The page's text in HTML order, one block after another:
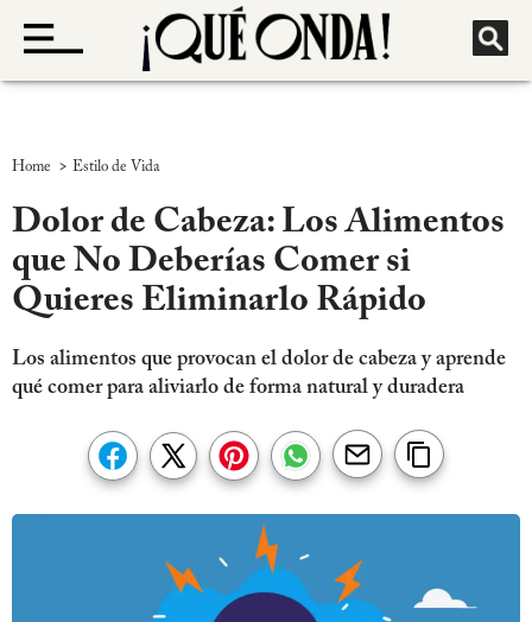
Home > Estilo de Vida
Dolor de Cabeza: Los Alimentos
que No Deberías Comer si
Quieres Eliminarlo Rápido
Los alimentos que provocan el dolor de cabeza y aprende
qué comer para aliviarlo de forma natural y duradera